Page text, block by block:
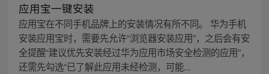
应用宝一键安装
应用宝在不同手机品牌上的安装情况有所不同。 华为手机
安装应用宝时，需要先允许“浏览器安装应用”，之后会有安
全提醒“建议优先安装经过华为应用市场安全检测的应用”，
还需先勾选“已了解此应用未经检测，可能...